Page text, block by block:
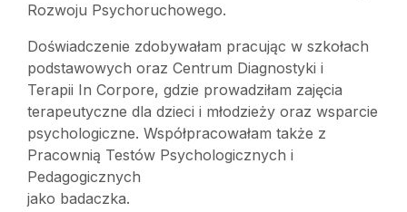
Rozwoju Psychoruchowego.
Doświadczenie zdobywałam pracując w szkołach
podstawowych oraz Centrum Diagnostyki i
Terapii In Corpore, gdzie prowadziłam zajęcia
terapeutyczne dla dzieci i młodzieży oraz wsparcie
psychologiczne. Współpracowałam także z
Pracownią Testów Psychologicznych i
Pedagogicznych
jako badaczka.